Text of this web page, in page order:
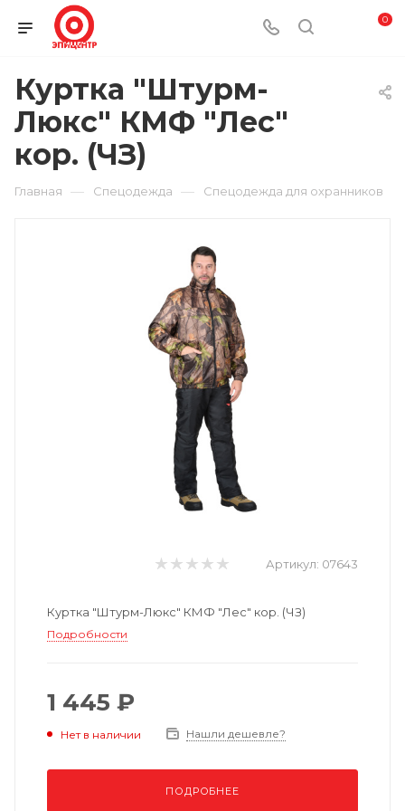
0
Куртка "Штурм-
Люкс" КМФ "Лес"
кор. (ЧЗ)
Главная — Спецодежда — Спецодежда для охранников
Артикул: 07643
Куртка "Штурм-Люкс" КМФ "Лес" кор. (ЧЗ)
Подробности
1 445 ₽
Нет в наличии Нашли дешевле?
ПОДРОБНЕЕ